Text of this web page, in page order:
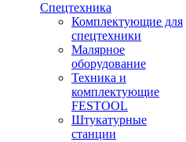
Спецтехника
Комплектующие для
спецтехники
Малярное
оборудование
Техника и
комплектующие
FESTOOL
Штукатурные
станции